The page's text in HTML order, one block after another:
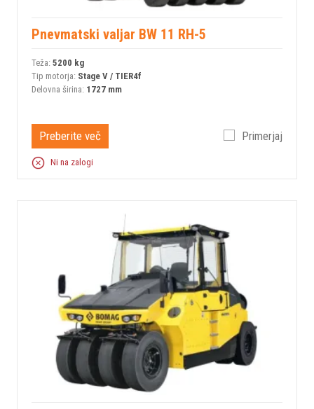
Pnevmatski valjar BW 11 RH-5
Teža: 5200 kg
Tip motorja: Stage V / TIER4f
Delovna širina: 1727 mm
Preberite več Primerjaj
Ni na zalogi